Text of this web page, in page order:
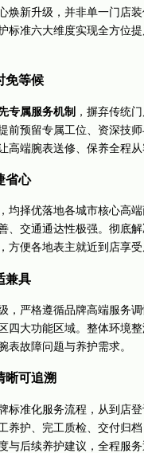
焕新升级，并非单一门店
标准六大维度实现全方位
免等候
专属服务机制 ，摒弃传统
前预留专属工位、资深技
端腕表送修、保养全程从
省心
均择优落地各城市核心高
、交通通达性极强。彻底
便各地表主就近到店享受
兼具
，严格遵循品牌高端服务
四大功能区域。整体环境
表故障问题与养护需求。
晰可追溯
标准化服务流程，从到店
养护、完工质检、交付归
后续养护建议，全程服务